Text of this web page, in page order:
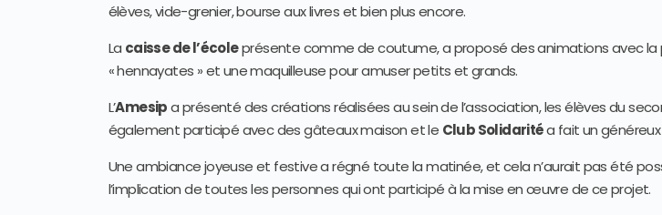
élèves, vide-grenier, bourse aux livres et bien plus encore.
La caisse de l’écoleprésente comme de coutume, a proposé des animations avec la
« hennayates » et une maquilleuse pour amuser petits et grands.
L’Amesipa présenté des créations réalisées au sein de l’association, les élèves du
également participé avec des gâteaux maison et le Club Solidaritéa fait un
Une ambiance joyeuse et festive a régné toute la matinée, et cela n’aurait pas été
l’implication de toutes les personnes qui ont participé à la mise en œuvre de ce projet.